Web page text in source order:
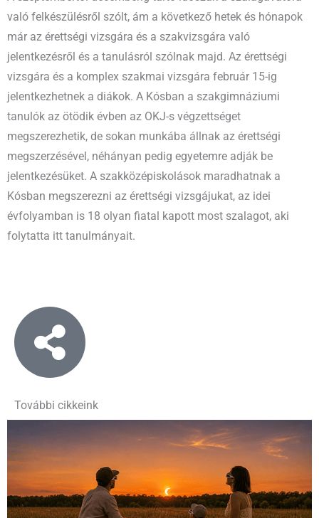
való felkészülésről szólt, ám a következő hetek és hónapok
már az érettségi vizsgára és a szakvizsgára való
jelentkezésről és a tanulásról szólnak majd. Az érettségi
vizsgára és a komplex szakmai vizsgára február 15-ig
jelentkezhetnek a diákok. A Kósban a szakgimnáziumi
tanulók az ötödik évben az OKJ-s végzettséget
megszerezhetik, de sokan munkába állnak az érettségi
megszerzésével, néhányan pedig egyetemre adják be
jelentkezésüket. A szakközépiskolások maradhatnak a
Kósban megszerezni az érettségi vizsgájukat, az idei
évfolyamban is 18 olyan fiatal kapott most szalagot, aki
folytatta itt tanulmányait.
További cikkeink